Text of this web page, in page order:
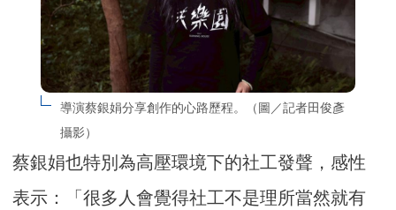
導演蔡銀娟分享創作的心路歷程。（圖／記者田俊彥
攝影）
蔡銀娟也特別為高壓環境下的社工發聲，感性
表示：「很多人會覺得社工不是理所當然就有